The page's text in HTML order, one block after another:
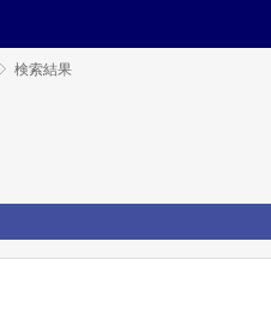
検索結果